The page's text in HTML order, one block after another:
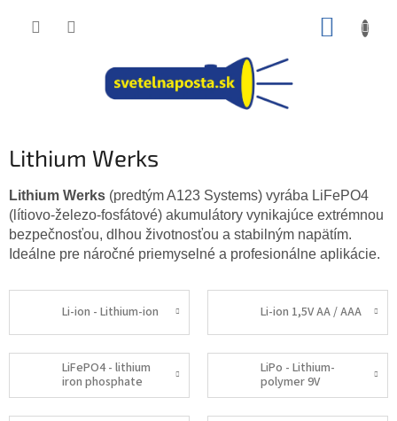
Lithium Werks
Lithium Werks (predtým A123 Systems) vyrába LiFePO4
(lítiovo-železo-fosfátové) akumulátory vynikajúce extrémnou
bezpečnosťou, dlhou životnosťou a stabilným napätím.
Ideálne pre náročné priemyselné a profesionálne aplikácie.
Li-ion - Lithium-ion Li-ion 1,5V AA / AAA
LiFePO4 - lithium
iron phosphate
LiPo - Lithium-
polymer 9V